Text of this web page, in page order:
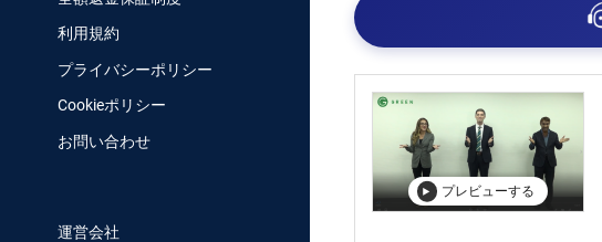
利用規約
プライバシーポリシー
Cookieポリシー
お問い合わせ
運営会社
プレビューする